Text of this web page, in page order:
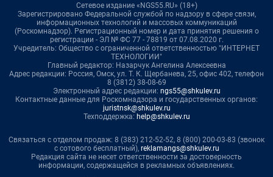
Сетевое издание «NGS55.RU» (18+)
Зарегистрировано Федеральной службой по надзору в сфере связи,
информационных технологий и массовых коммуникаций
(Роскомнадзор). Регистрационный номер и дата принятия решения о
регистрации - ЭЛ № ФС 77 - 78819 от 07.08.2020 г.
Учредитель: Общество с ограниченной ответственностью "ИНТЕРНЕТ
ТЕХНОЛОГИИ"
Главный редактор: Назарчук Ангелина Алексеевна
Адрес редакции: Россия, Омск, ул. Т. К. Щербанева, 25, офис 402, телефон
8 (3812) 38-08-69
Электронный адрес редакции: ngs55@shkulev.ru
Контактные данные для Роскомнадзора и государственных органов:
juristnsk@shkulev.ru
Техподдержка: help@shkulev.ru
Связаться с отделом продаж: 8 (383) 212-52-52, 8 (800) 200-03-83 (звонок
с сотового бесплатный), reklamangs@shkulev.ru
Редакция сайта не несет ответственности за достоверность
информации, содержащейся в рекламных объявлениях.